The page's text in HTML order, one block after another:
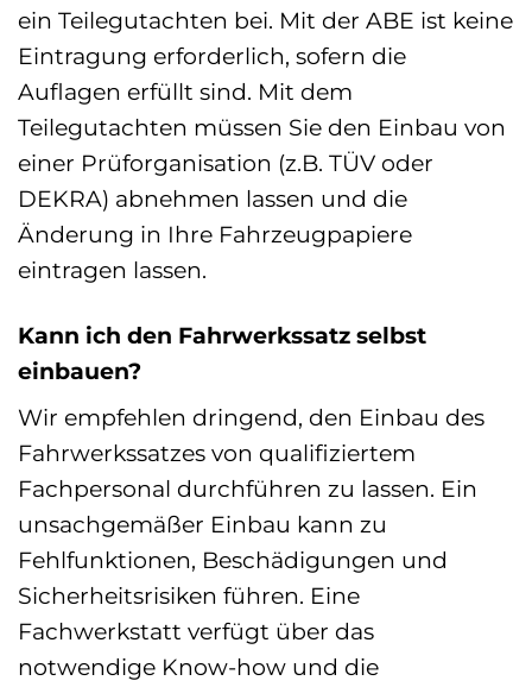
ein Teilegutachten bei. Mit der ABE ist keine
Eintragung erforderlich, sofern die
Auflagen erfüllt sind. Mit dem
Teilegutachten müssen Sie den Einbau von
einer Prüforganisation (z.B. TÜV oder
DEKRA) abnehmen lassen und die
Änderung in Ihre Fahrzeugpapiere
eintragen lassen.
Kann ich den Fahrwerkssatz selbst
einbauen?
Wir empfehlen dringend, den Einbau des
Fahrwerkssatzes von qualifiziertem
Fachpersonal durchführen zu lassen. Ein
unsachgemäßer Einbau kann zu
Fehlfunktionen, Beschädigungen und
Sicherheitsrisiken führen. Eine
Fachwerkstatt verfügt über das
notwendige Know-how und die